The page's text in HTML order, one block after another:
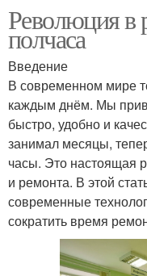
Революция в
полчаса
Введение
В современном мире
каждым днём. Мы
быстро, удобно и
занимал месяцы,
часы. Это настоящая
и ремонта. В этой
современные
сократить время